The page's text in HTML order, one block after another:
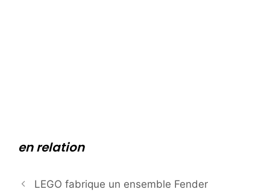
en relation
LEGO fabrique un ensemble Fender